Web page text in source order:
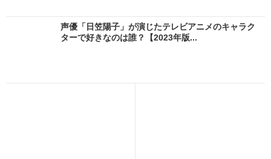
声優「日笠陽子」が演じたテレビアニメのキャラク
ターで好きなのは誰？【2023年版...